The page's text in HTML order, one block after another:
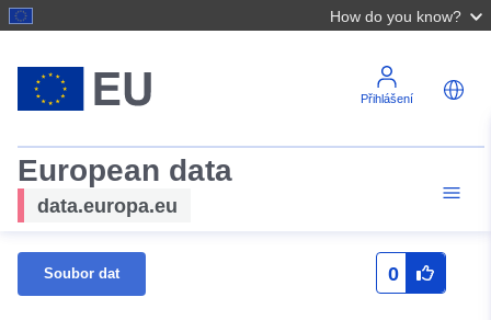
How do you know?
Přihlášení
European data
data.europa.eu
Soubor dat 0